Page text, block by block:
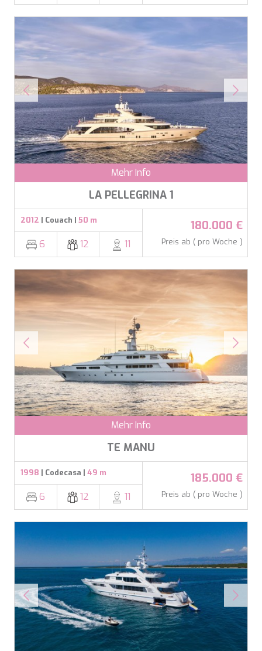
Mehr Info
LA PELLEGRINA 1
2012 | Couach | 50 m
6 12 11
180.000 €
Preis ab ( pro Woche )
Mehr Info
TE MANU
1998 | Codecasa | 49 m
6 12 11
185.000 €
Preis ab ( pro Woche )